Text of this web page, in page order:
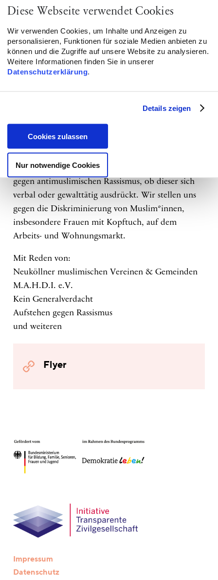
Diese Webseite verwendet Cookies
Wir verwenden Cookies, um Inhalte und Anzeigen zu
personalisieren, Funktionen für soziale Medien anbieten zu
können und die Zugriffe auf unsere Website zu analysieren.
Weitere Informationen finden Sie in unserer
Datenschutzerklärung.
Details zeigen
Cookies zulassen
Nur notwendige Cookies
hat, dass das Gesetz kopftuchtragende Musliminnen
Integrationsbeauftragte ernannt, die den Islam, so
wie er von vielen interpretiert würde, »als eine
geladene Waffe« bezeichnet hat und ein Programm
eingerichtet, das religiöses Mobbing durch
Beratung und Bildung gegen Rassismus finanziert
Diese Ungerechtigkeiten wollen wir nicht länger
hinnehmen. Wir wollen uns daher am 1. Juli
versammeln, um deutlich Stellung zu beziehen
gegen antimuslimischen Rassismus, ob dieser sich
verbal oder gewalttätig ausdrückt. Wir stellen uns
gegen die Diskriminierung von Muslim*innen,
insbesondere Frauen mit Kopftuch, auf dem
Arbeits- und Wohnungsmarkt.
Mit Reden von:
Neuköllner muslimischen Vereinen & Gemeinden
M.A.H.D.I. e.V.
Kein Generalverdacht
Aufstehen gegen Rassismus
und weiteren
Flyer
Impressum
Datenschutz